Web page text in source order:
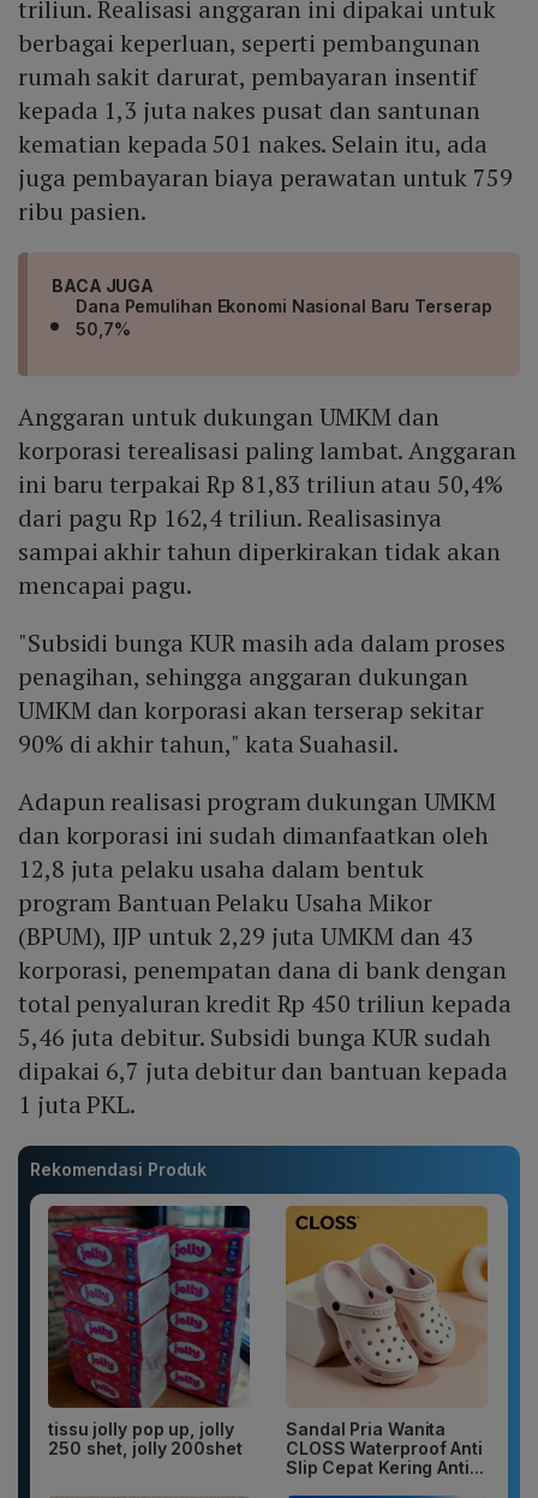
triliun. Realisasi anggaran ini dipakai untuk
berbagai keperluan, seperti pembangunan
rumah sakit darurat, pembayaran insentif
kepada 1,3 juta nakes pusat dan santunan
kematian kepada 501 nakes. Selain itu, ada
juga pembayaran biaya perawatan untuk 759
ribu pasien.
BACA JUGA
Dana Pemulihan Ekonomi Nasional Baru Terserap
50,7%
Anggaran untuk dukungan UMKM dan
korporasi terealisasi paling lambat. Anggaran
ini baru terpakai Rp 81,83 triliun atau 50,4%
dari pagu Rp 162,4 triliun. Realisasinya
sampai akhir tahun diperkirakan tidak akan
mencapai pagu.
"Subsidi bunga KUR masih ada dalam proses
penagihan, sehingga anggaran dukungan
UMKM dan korporasi akan terserap sekitar
90% di akhir tahun," kata Suahasil.
Adapun realisasi program dukungan UMKM
dan korporasi ini sudah dimanfaatkan oleh
12,8 juta pelaku usaha dalam bentuk
program Bantuan Pelaku Usaha Mikor
(BPUM), IJP untuk 2,29 juta UMKM dan 43
korporasi, penempatan dana di bank dengan
total penyaluran kredit Rp 450 triliun kepada
5,46 juta debitur. Subsidi bunga KUR sudah
dipakai 6,7 juta debitur dan bantuan kepada
1 juta PKL.
Rekomendasi Produk
tissu jolly pop up, jolly
250 shet, jolly 200shet
Sandal Pria Wanita
CLOSS Waterproof Anti
Slip Cepat Kering Anti...